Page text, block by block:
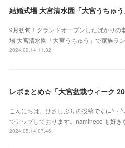
9月初旬！グランドオープンしたばかりの
場 大宮清水園「大宮うちゅう」で家族ラ
2024.09.14 11:32
こんにちは。ひさしぶりの投稿です(=^・
でアップしております。namineco も好き
2024.05.14 07:46